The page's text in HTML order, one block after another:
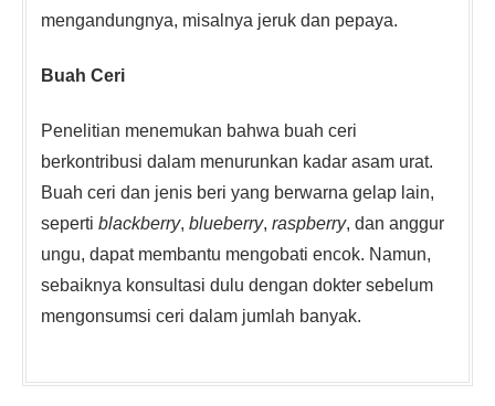
mengandungnya, misalnya jeruk dan pepaya.
Buah Ceri
Penelitian menemukan bahwa buah ceri
berkontribusi dalam menurunkan kadar asam urat.
Buah ceri dan jenis beri yang berwarna gelap lain,
seperti blackberry, blueberry, raspberry, dan anggur
ungu, dapat membantu mengobati encok. Namun,
sebaiknya konsultasi dulu dengan dokter sebelum
mengonsumsi ceri dalam jumlah banyak.